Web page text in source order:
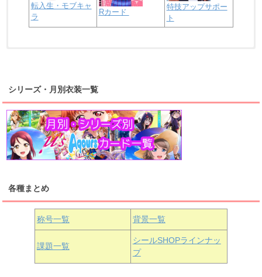
転入生・モブキャ
ラ
Rカード
特技アップサポー
ト
桜内梨子 高海千歌 渡辺曜
浦の星女学院1年生
津島善子 黒澤ルビィ
浦の星女学院3年生
上原歩夢 宮下愛 優木せつ菜
虹ヶ咲学園1年生
中須かすみ 天王寺璃奈
シリーズ・月別衣装一覧
各種まとめ
称号一覧 背景一覧
課題一覧
シールSHOPラインナッ
プ